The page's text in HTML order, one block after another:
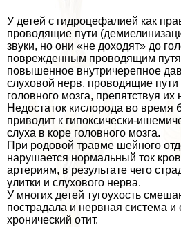
У детей с гидроцефалией как
проводящие пути
звуки, но они «не доходят» до
поврежденным проводящим
повышенное внутричерепное
слуховой нерв, проводящие
головного мозга, препятствуя
Недостаток кислорода во время
приводит к гипоксически-
слуха в коре головного мозга.
При родовой травме шейного
нарушается нормальный ток
артериям, в результате чего
улитки и слухового нерва.
У многих детей тугоухость
пострадала и нервная система и
хронический отит.